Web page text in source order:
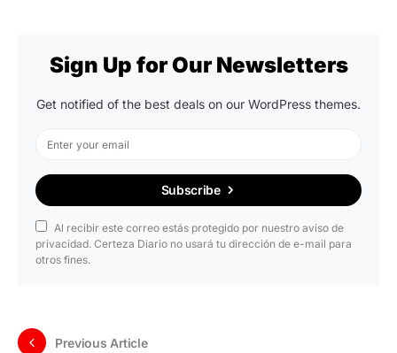
Sign Up for Our Newsletters
Get notified of the best deals on our WordPress themes.
Subscribe
Al recibir este correo estás protegido por nuestro aviso de
privacidad. Certeza Diario no usará tu dirección de e-mail para
otros fines.
Previous Article